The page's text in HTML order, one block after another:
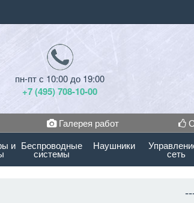
пн-пт с 10:00 до 19:00
+7 (495) 708-10-00
Галерея работ О
и Беспроводные
системы
Наушники
сеть